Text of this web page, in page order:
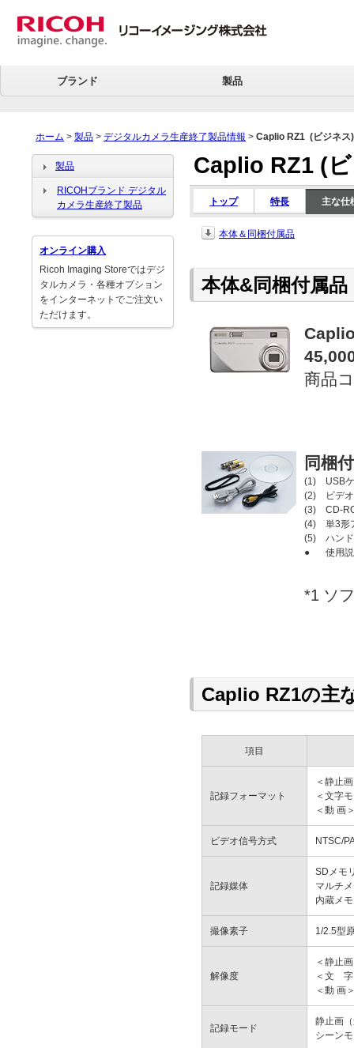
ブランド 製品
ホーム > 製品 > デジタルカメラ生産終了製品情報 > Caplio RZ1 (ビジネス)
Caplio RZ1 (
トップ 特長 主な仕
本体＆同梱付属品
本体&同梱付属品
商品
同梱
(1)
USB
(2)
ビデ
(3)
CD-
(4)
単3形
(5)
ハン
●
使用
*1 ソ
Caplio RZ1の主
項目
記録フォーマット
＜静止
＜文字
＜動 画
ビデオ信号方式 NTSC/
記録媒体
SDメモ
マルチ
内蔵メ
撮像素子 1/2.5型
解像度
＜静止
＜文 字
＜動 画
記録モード
静止画
シーン
製品
RICOHブランド デジタル
カメラ生産終了製品
オンライン購入
Ricoh Imaging Storeではデジ
タルカメラ・各種オプション
をインターネットでご注文い
ただけます。